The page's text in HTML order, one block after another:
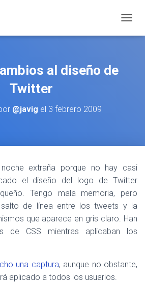
al diseño de
Twitter
@javig el 3 febrero 2009
extraña porque no hay casi
el diseño del logo de Twitter
Tengo mala memoria, pero
de línea entre los tweets y la
que aparece en gris claro. Han
de CSS mientras aplicaban los
una captura, aunque no obstante,
aplicado a todos los usuarios.